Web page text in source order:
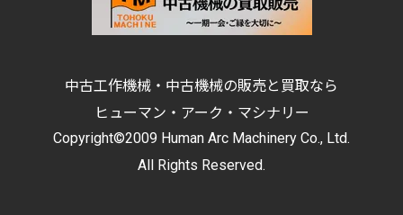
中古工作機械・中古機械の販売と買取なら
ヒューマン・アーク・マシナリー
Copyright©2009 Human Arc Machinery Co., Ltd.
All Rights Reserved.